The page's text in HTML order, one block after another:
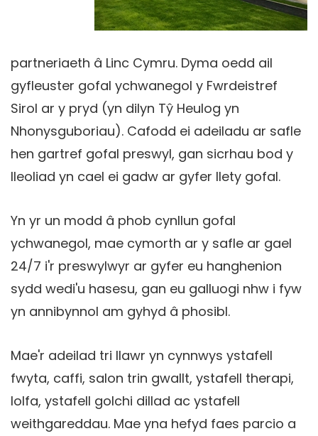
partneriaeth â Linc Cymru. Dyma oedd ail
gyfleuster gofal ychwanegol y Fwrdeistref
Sirol ar y pryd (yn dilyn Tŷ Heulog yn
Nhonysguboriau). Cafodd ei adeiladu ar safle
hen gartref gofal preswyl, gan sicrhau bod y
lleoliad yn cael ei gadw ar gyfer llety gofal.
Yn yr un modd â phob cynllun gofal
ychwanegol, mae cymorth ar y safle ar gael
24/7 i'r preswylwyr ar gyfer eu hanghenion
sydd wedi'u hasesu, gan eu galluogi nhw i fyw
yn annibynnol am gyhyd â phosibl.
Mae'r adeilad tri llawr yn cynnwys ystafell
fwyta, caffi, salon trin gwallt, ystafell therapi,
lolfa, ystafell golchi dillad ac ystafell
weithgareddau. Mae yna hefyd faes parcio a